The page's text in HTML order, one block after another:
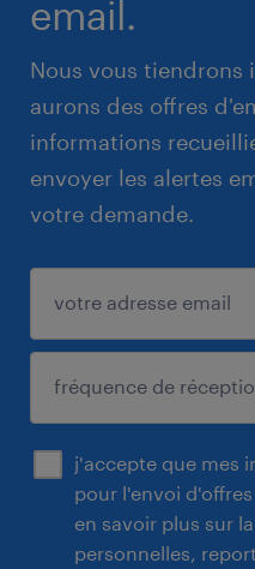
email.
Nous vous tiendrons
aurons des offres
informations
envoyer les alertes
votre demande.
j'accepte que mes
pour l'envoi
en savoir plus sur
personnelles,